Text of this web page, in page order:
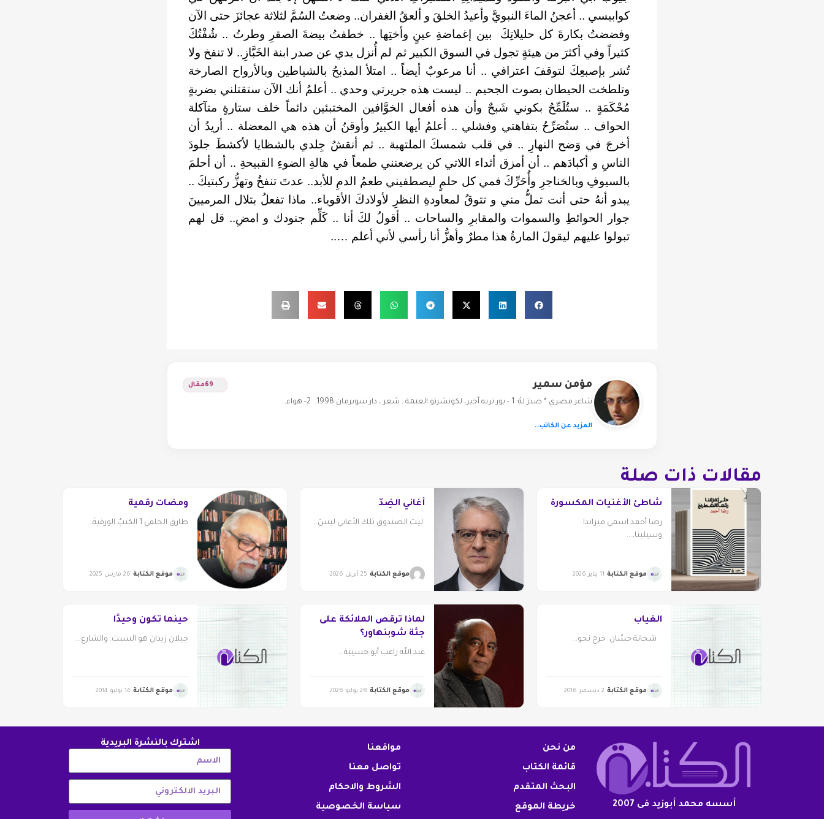
كوابيسي .. أعجنُ الماءَ النبويَّ وأعيدُ الخلقَ و ألعقُ الغفران.. وضعتُ السُمَّ لثلاثة عجائزَ حتى الآن
وفضضتُ بكارةَ كل حليلاتِكَ بين إغماضةِ عينٍ وأختِها .. خطفتُ بيضةَ الصقرِ وطرتُ .. شُفْتُكَ
كثيراً وفي أكثرَ من هيئةٍ تجول في السوق الكبير ثم لم أُنزل يدي عن صدر ابنة الخَبَّازِ.. لا تنفخ ولا
تُشر بإصبعِكَ لتوقفَ اعترافي .. أنا مرعوبٌ أيضاً .. امتلأ المذبحُ بالشياطين وبالأرواح الصارخة
وتلطخت الحيطان بصوت الجحيم .. ليست هذه جريرتي وحدي .. أعلمُ أنك الآن ستقتلني بضربةٍ
مُحْكَمَةٍ .. ستُلَمِّحُ بكوني شَبحٌ وأن هذه أفعال الخوَّافين المختبئين دائماً خلف ستارةٍ متآكلة
الحواف .. ستُصَرِّحُ بتفاهتي وفشلي .. أعلمُ أيها الكبيرُ وأوقنُ أن هذه هي المعضلة .. أريدُ أن
أخرجَ في وَضح النهارِ .. في قلب شمسكَ الملتهبة .. ثم أنقشُ جِلدي بالشظايا لأكشطَ جلودَ
الناسِ و أكبادَهم .. أن أمزق أثداء اللاتي كن يرضعنني طمعاً في هالةِ الضوءِ القبيحةِ .. أن أحلمَ
بالسيوفِ وبالخناجرِ وأُحَرِّكَ فمي كل حلمٍ ليصطفيني طعمُ الدمِ للأبد.. عدتَ تنفخُ وتهزُّ ركبتيكَ ..
يبدو أنهُ حتى أنت تملُّ مني و تتوقُ لمعاودةِ النظرِ لأولادكَ الأقوياء.. ماذا تفعلُ بتلال المرميينَ
جوار الحوائطِ والسموات والمقابرِ والساحات .. أقولُ لكَ أنا .. كَلِّم جنودك و امضِ.. قل لهم
تبولوا عليهم ليقولَ المارةُ هذا مطرٌ وأهزُّ أنا رأسي لأني أعلم …..
مؤمن سمير 69مقال
شاعر مصري * صدرَ لهُ: 1 - بور تريه أخير، لكونشرتو العتمة . شعر ، دار سوبرمان 1998. 2- هواء…
المزيد عن الكاتب..
مقالات ذات صلة
شاطئ الأغنيات المكسورة
رضا أحمد اسمي ميراندا
وسيلينا،...
موقع الكتابة 11 يناير 2026
أغاني الضِدّ
ليث الصندوق تلك الأغاني ليسَ...
موقع الكتابة 25 أبريل 2026
ومضات رقمية
طارق الحلفي 1 الكتبُ الورقيةُ...
موقع الكتابة 26 مارس 2025
الغياب
شحاتة حسّان خرج نحو...
موقع الكتابة 2 ديسمبر 2016
لماذا ترقص الملائكة على
جثة شوبنهاور؟
عبد الله راغب أبو حسيبة...
موقع الكتابة 28 يوليو 2026
حينما تكون وحيدًا
جيلان زيدان هو السبت. والشارع...
موقع الكتابة 14 يوليو 2014
أسسه محمد أبوزيد فى 2007
من نحن
قائمة الكتاب
البحث المتقدم
خريطة الموقع
مواقعنا
تواصل معنا
الشروط والاحكام
سياسة الخصوصية
اشترك بالنشرة البريدية